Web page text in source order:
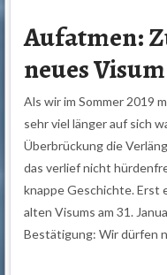
Aufatmen:
neues
Als wir im Sommer 2019
sehr viel länger auf sich
Überbrückung die
das verlief nicht
knappe Geschichte. Erst
alten Visums am 31.
Bestätigung: Wir dürfen